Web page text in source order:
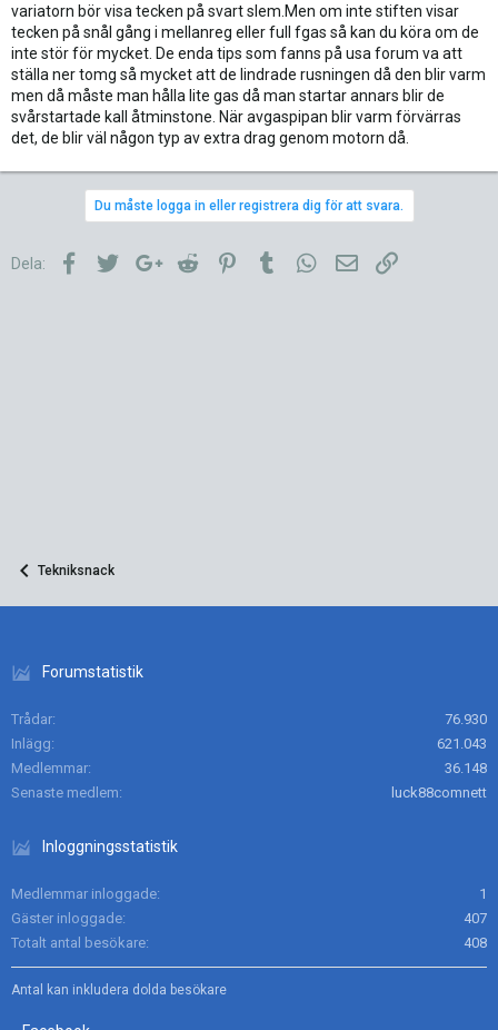
variatorn bör visa tecken på svart slem.Men om inte stiften visar
tecken på snål gång i mellanreg eller full fgas så kan du köra om de
inte stör för mycket. De enda tips som fanns på usa forum va att
ställa ner tomg så mycket att de lindrade rusningen då den blir varm
men då måste man hålla lite gas då man startar annars blir de
svårstartade kall åtminstone. När avgaspipan blir varm förvärras
det, de blir väl någon typ av extra drag genom motorn då.
Du måste logga in eller registrera dig för att svara.
Dela: FacebookTwitterGoogle+
Reddit PinterestTumblr WhatsApp
E-postLänk
Tekniksnack
Forumstatistik
Trådar
76.930
Inlägg
621.043
Medlemmar
36.148
Senaste medlem
luck88comnett
Inloggningsstatistik
Medlemmar inloggade
1
Gäster inloggade
407
Totalt antal besökare
408
Antal kan inkludera dolda besökare